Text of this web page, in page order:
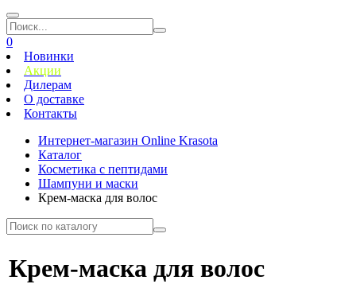
0
Новинки
Акции
Дилерам
О доставке
Контакты
Интернет-магазин Online Krasota
Каталог
Косметика с пептидами
Шампуни и маски
Крем-маска для волос
Крем-маска для волос